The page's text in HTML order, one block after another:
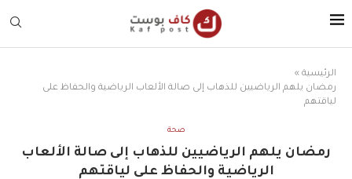
الرئيسية »
رمضان يلهم الرياضيين للذهاب إلى صالة الألعاب الرياضية والحفاظ على
لياقتهم
صحة
رمضان يلهم الرياضيين للذهاب إلى صالة الألعاب
الرياضية والحفاظ على لياقتهم